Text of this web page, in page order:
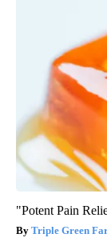
"Potent Pain
Triple Green